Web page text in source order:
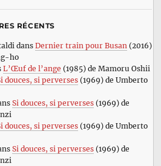
RÉCENTS
dans Dernier train pour Busan (2016)
ho
L’Œuf de l’ange (1985) de Mamoru Oshii
douces, si perverses(1969) de Umberto
Si douces, si perverses(1969) de
douces, si perverses(1969) de Umberto
Si douces, si perverses(1969) de